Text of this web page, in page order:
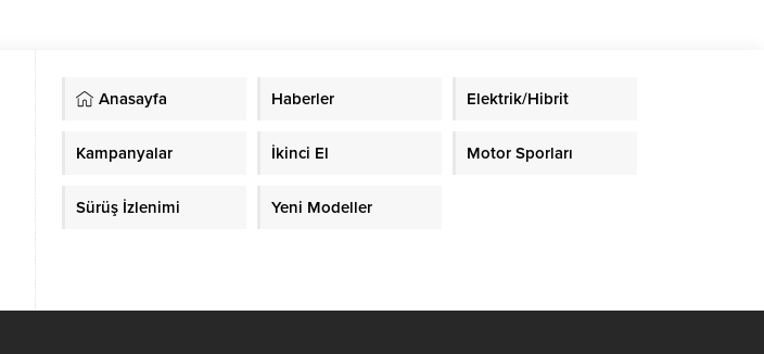
Anasayfa Haberler Elektrik/Hibrit
Kampanyalar İkinci El Motor Sporları
Sürüş İzlenimi Yeni Modeller